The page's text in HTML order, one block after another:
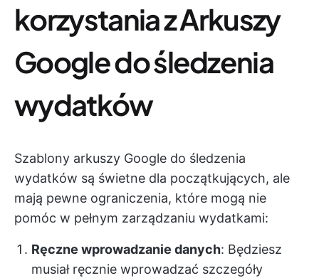
korzystania z Arkuszy
Google do śledzenia
wydatków
Szablony arkuszy Google do śledzenia
wydatków są świetne dla początkujących, ale
mają pewne ograniczenia, które mogą nie
pomóc w pełnym zarządzaniu wydatkami:
Ręczne wprowadzanie danych: Będziesz
musiał ręcznie wprowadzać szczegóły